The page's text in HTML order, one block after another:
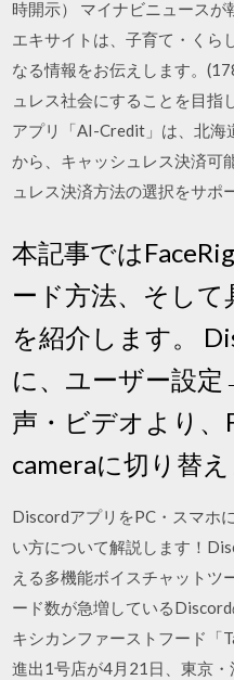
時開示） マイナビニュース
エキサイトは、子育て・くら
なる情報をお伝えします。
ュレス社会にすることを目指
アプリ「AI-Credit」は、北海
から、キャッシュレス決済可
ュレス決済方法の選択をサポ
本記事では
ード方法、そし
を紹介します。
に、ユーザー設
声・ビデオより、
cameraに切り替え
DiscordアプリをPC・スマホ
い方について解説します！
える多機能ボイスチャットツ
ード数が急増している
キシカンファーストフード「
進出1号店が4月21日、東京・